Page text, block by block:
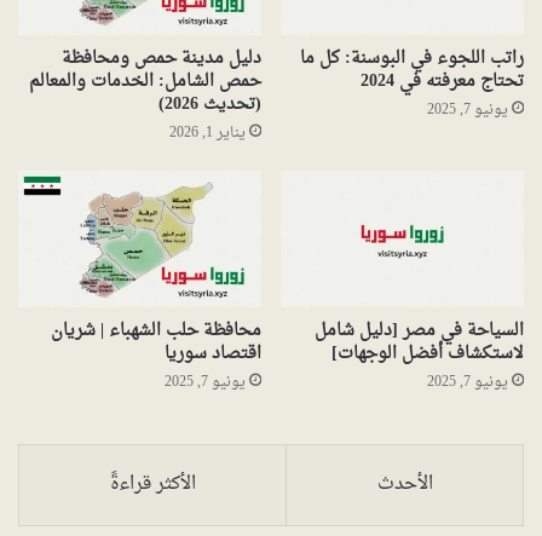
راتب اللجوء في البوسنة: كل ما
تحتاج معرفته في 2024
يونيو 7, 2025
دليل مدينة حمص ومحافظة
حمص الشامل: الخدمات والمعالم
(تحديث 2026)
يناير 1, 2026
السياحة في مصر [دليل شامل
لاستكشاف أفضل الوجهات]
يونيو 7, 2025
محافظة حلب الشهباء | شريان
اقتصاد سوريا
يونيو 7, 2025
الأحدث الأكثر قراءةً